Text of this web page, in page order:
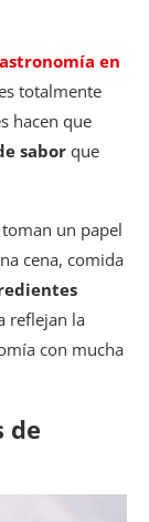
en
totalmente
hacen que
sabor que
un papel
cena, comida
reflejan la
con mucha
de